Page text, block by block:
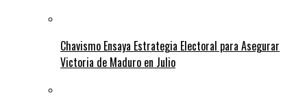
Chavismo Ensaya Estrategia Electoral para Asegurar
Victoria de Maduro en Julio